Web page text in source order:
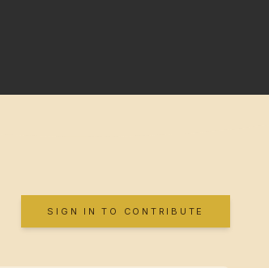
SIGN IN TO CONTRIBUTE